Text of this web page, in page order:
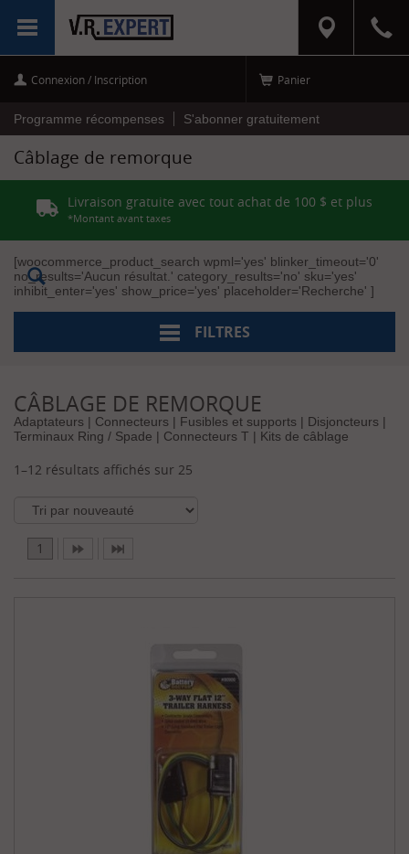
MENU
Connexion / Inscription Panier
Programme récompenses S'abonner gratuitement
Câblage de remorque
Livraison gratuite avec tout achat de 100 $ et plus
*Montant avant taxes
[woocommerce_product_search wpml='yes' blinker_timeout='0'
no_results='Aucun résultat.' category_results='no' sku='yes'
inhibit_enter='yes' show_price='yes' placeholder='Recherche' ]
FILTRES
RÉINITIALISER
LES FILTRES
C
t
é
g
o
CAMPING
(1)
[+]
ÉLECTRICITÉ
(1)
M
a
r
u
e
CÂBLAGE DE REMORQUE
Adaptateurs | Connecteurs | Fusibles et supports | Disjoncteurs |
Terminaux Ring / Spade | Connecteurs T | Kits de câblage
1–12 résultats affichés sur 25
1